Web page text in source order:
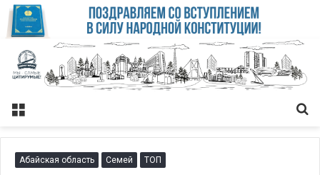
Меню
Абайская область Семей ТОП